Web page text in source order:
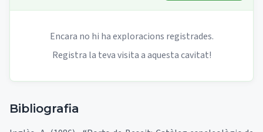
Encara no hi ha exploracions registrades.
Registra la teva visita a aquesta cavitat!
Bibliografia